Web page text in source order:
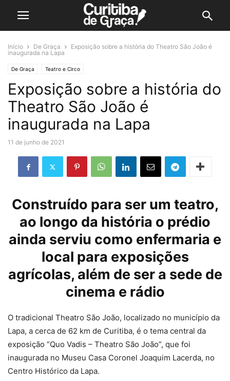
Início De Graça
Exposição sobre a história do Theatro São João é
inaugurada na Lapa
De Graça Teatro e Circo
Exposição sobre a história do
Theatro São João é
inaugurada na Lapa
11 de junho de 2021
Construído para ser um teatro,
ao longo da história o prédio
ainda serviu como enfermaria e
local para exposições
agrícolas, além de ser a sede de
cinema e rádio
O tradicional Theatro São João, localizado no município da
Lapa, a cerca de 62 km de Curitiba, é o tema central da
exposição “Quo Vadis – Theatro São João”, que foi
inaugurada no Museu Casa Coronel Joaquim Lacerda, no
Centro Histórico da Lapa.